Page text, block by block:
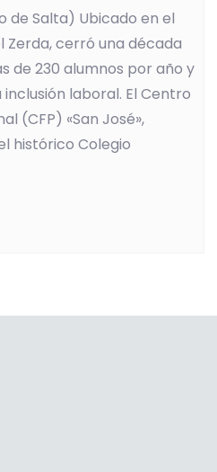
de Salta) Ubicado en el
Zerda, cerró una década
de 230 alumnos por año y
laboral. El Centro
(CFP) «San José»,
histórico Colegio